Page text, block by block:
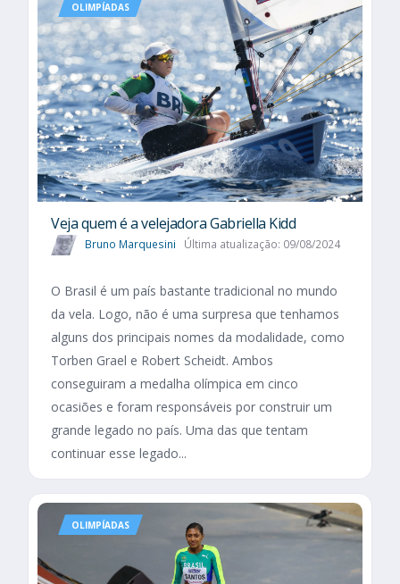
OLIMPÍADAS
Veja quem é a velejadora Gabriella Kidd
Bruno Marquesini Última atualização: 09/08/2024
O Brasil é um país bastante tradicional no mundo
da vela. Logo, não é uma surpresa que tenhamos
alguns dos principais nomes da modalidade, como
Torben Grael e Robert Scheidt. Ambos
conseguiram a medalha olímpica em cinco
ocasiões e foram responsáveis por construir um
grande legado no país. Uma das que tentam
continuar esse legado...
OLIMPÍADAS